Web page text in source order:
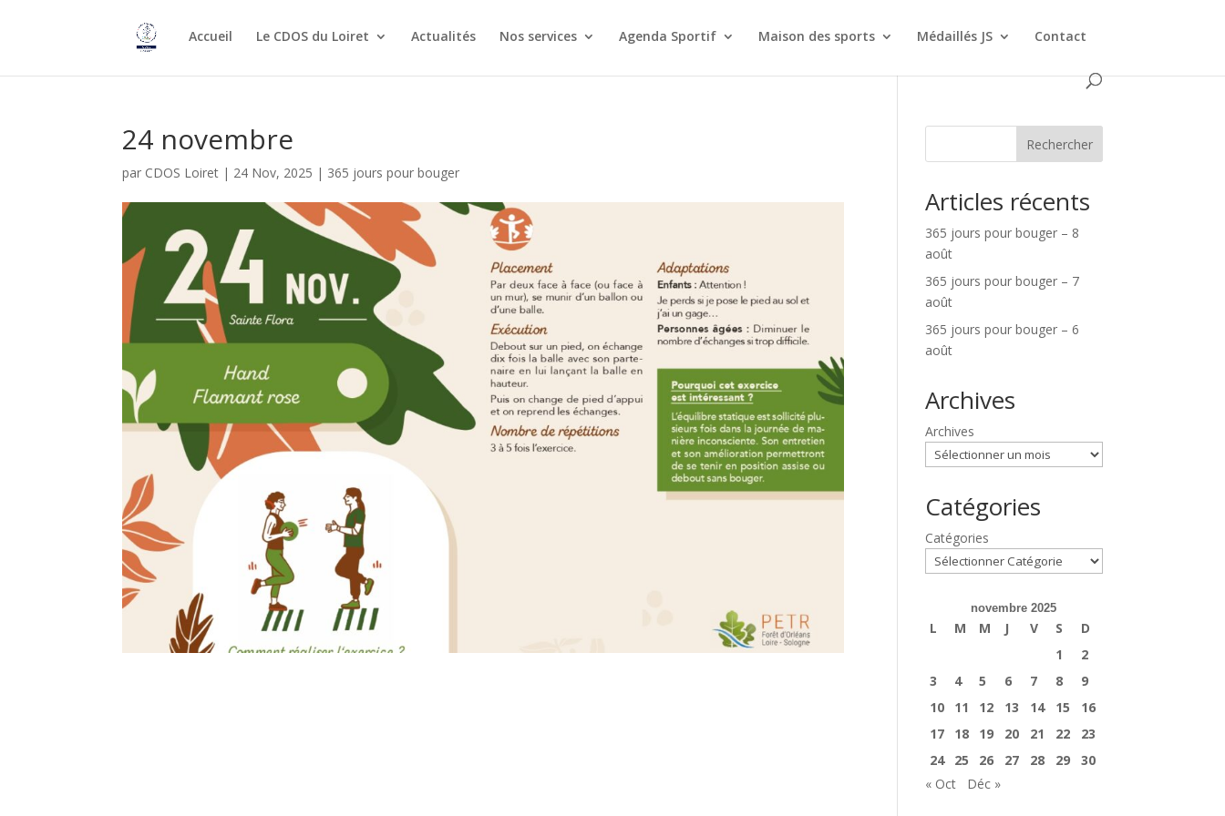
Accueil Le CDOS du Loiret Actualités Nos services Agenda Sportif Maison des sports Médaillés JS Contact
24 novembre
par CDOS Loiret | 24 Nov, 2025 | 365 jours pour bouger
Rechercher
Articles récents
365 jours pour bouger – 8
août
365 jours pour bouger – 7
août
365 jours pour bouger – 6
août
Archives
Archives
Catégories
Catégories
novembre 2025
L M M J V S
D
1
2
3
4 5 6 7 8
9
10
11 12 13 14 15
16
17
18 19 20 21 22
23
24
25 26 27 28 29
30
« Oct
Déc »